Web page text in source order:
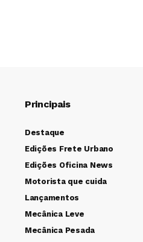
Principais
Destaque
Edições Frete Urbano
Edições Oficina News
Motorista que cuida
Lançamentos
Mecânica Leve
Mecânica Pesada